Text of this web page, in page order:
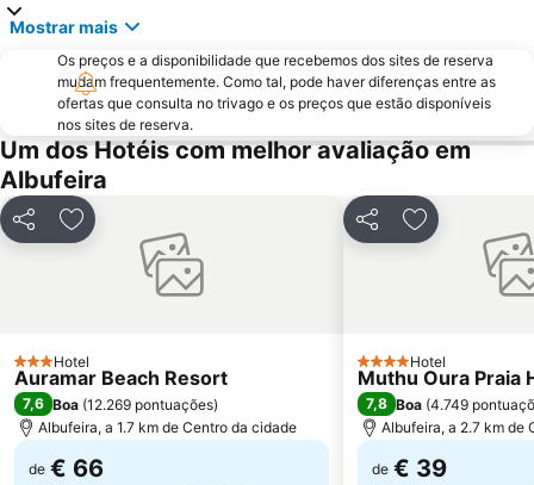
Inatel Beach
Praia Dona Ana
Do Alvor
Aqualand Algarve
Prainha
Areias de São João
Praia de Três Irmãos
Marina de Lagos
Praia do Ancão
Vale De Parra
Mostrar mais
Os preços e a disponibilidade que recebemos dos sites de reserva
mudam frequentemente. Como tal, pode haver diferenças entre as
ofertas que consulta no trivago e os preços que estão disponíveis
nos sites de reserva.
Um dos Hotéis com melhor avaliação em
Albufeira
PartilharAdicionar aos favoritos
3 Estrelas
Hotel
Auramar Beach Resort
7,6 Boa (12.269 pontuações)
Albufeira, a 1.7 km de Centro da cidade
de € 66
PartilharAdicionar
4 Estrelas
Hotel
Muthu Oura Praia
7,8 Boa (4.749
Albufeira, a 2.7 km de
de € 39